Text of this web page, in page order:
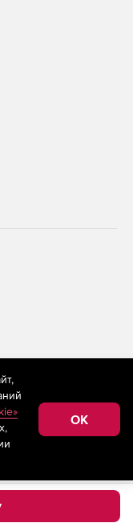
применяются
технологии
к
Федерации)
OK